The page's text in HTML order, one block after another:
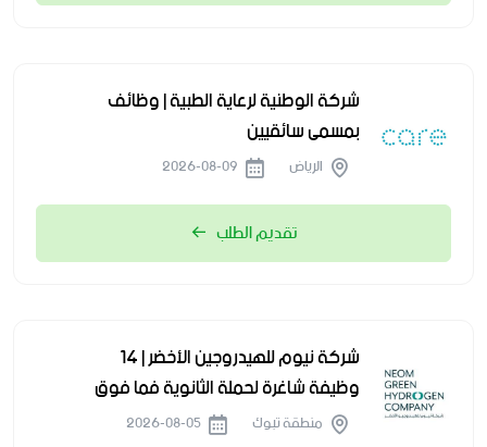
شركة الوطنية لرعاية الطبية | وظائف
بمسمى سائقيين
الرياض
تقديم الطلب
شركة نيوم للهيدروجين الأخضر | 14
وظيفة شاغرة لحملة الثانوية فما فوق
منطقة تبوك